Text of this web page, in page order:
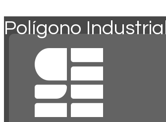
Polígono